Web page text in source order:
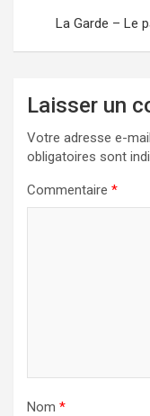
La Garde – Le
Laisser un
Votre adresse e-
obligatoires sont
Commentaire *
Nom *